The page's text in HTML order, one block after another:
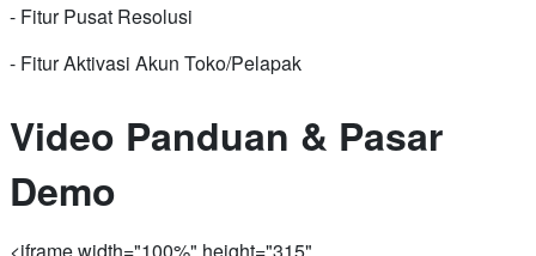
- Fitur Pusat Resolusi
- Fitur Aktivasi Akun Toko/Pelapak
Video Panduan & Pasar
Demo